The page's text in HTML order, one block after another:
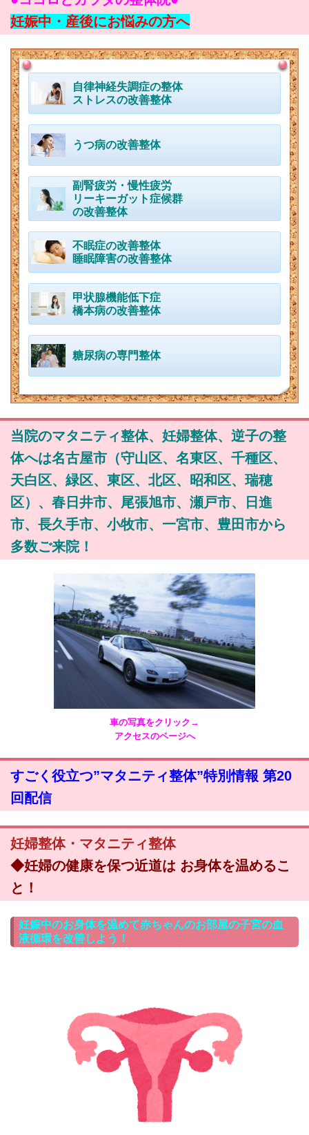
妊娠中・産後にお悩みの方へ
自律神経失調症の整体
ストレスの改善整体
うつ病の改善整体
副腎疲労・慢性疲労
リーキーガット症候群
の改善整体
不眠症の改善整体
睡眠障害の改善整体
甲状腺機能低下症
橋本病の改善整体
糖尿病の専門整体
当院のマタニティ整体、妊婦整体、逆子の整
体へは名古屋市（守山区、名東区、千種区、
天白区、緑区、東区、北区、昭和区、瑞穂
区）、春日井市、尾張旭市、瀬戸市、日進
市、長久手市、小牧市、一宮市、豊田市から
多数ご来院！
車の写真をクリック→
アクセスのページへ
すごく役立つ”マタニティ整体”特別情報 第20
回配信
妊婦整体・マタニティ整体
◆妊婦の健康を保つ近道は お身体を温めるこ
と！
妊娠中のお身体を温めて赤ちゃんのお部屋の子宮の血
液循環を改善しよう！